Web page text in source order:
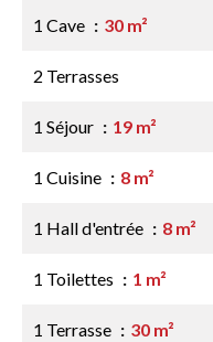
1 Cave 30 m²
2 Terrasses
1 Séjour 19 m²
1 Cuisine 8 m²
1 Hall d'entrée 8 m²
1 Toilettes 1 m²
1 Terrasse 30 m²